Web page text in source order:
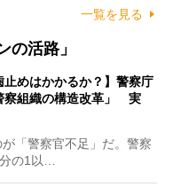
一覧を見る
の活路」
止めはかかるか？】警察庁
察組織の構造改革」 実
「警察官不足」だ。警察
の1以…